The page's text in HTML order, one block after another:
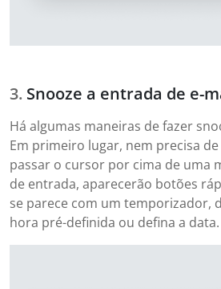
Snooze a entrada de e-
Há algumas maneiras de fazer
Em primeiro lugar, nem precisa
passar o cursor por cima de uma
de entrada, aparecerão botões
se parece com um temporizador,
hora pré-definida ou defina a data.